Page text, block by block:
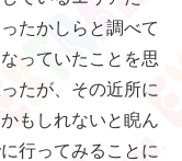
たかしらと調べて
っていたことを思
たが、その近所に
もしれないと睨ん
行ってみることに